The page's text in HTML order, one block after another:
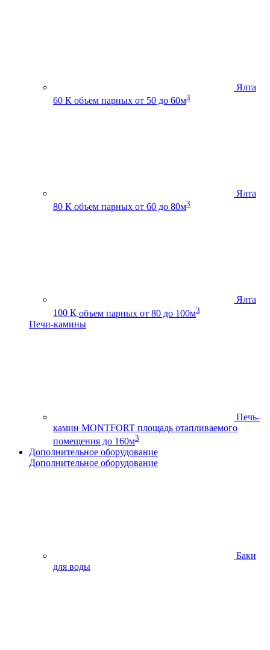
Ялта
60 К объем парных от 50 до 60м3
Ялта
80 К объем парных от 60 до 80м3
Ялта
100 К объем парных от 80 до 100м3
Печи-камины
Печь-
камин MONTFORT площадь отапливаемого
помещения до 160м3
Дополнительное оборудование
Дополнительное оборудование
Баки
для воды